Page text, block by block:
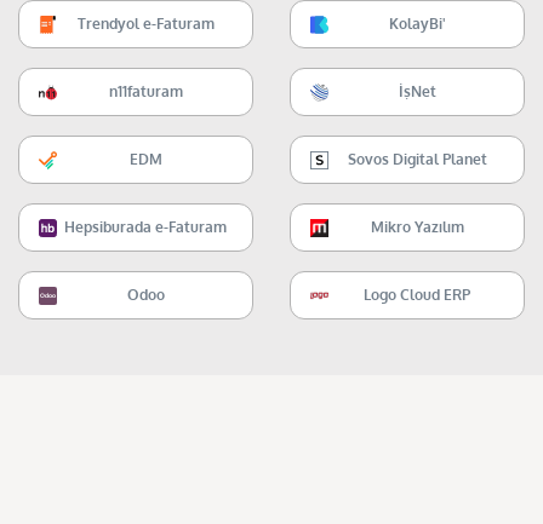
Trendyol e-Faturam KolayBi'
n11faturam İşNet
EDM Sovos Digital Planet
Hepsiburada e-Faturam Mikro Yazılım
Odoo Odoo Logo Cloud ERP